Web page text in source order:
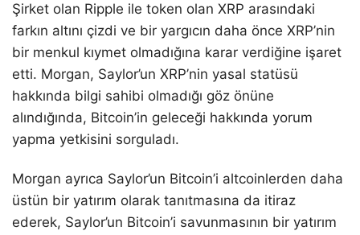
Şirket olan Ripple ile token olan XRP arasındaki
farkın altını çizdi ve bir yargıcın daha önce XRP’nin
bir menkul kıymet olmadığına karar verdiğine işaret
etti. Morgan, Saylor’un XRP’nin yasal statüsü
hakkında bilgi sahibi olmadığı göz önüne
alındığında, Bitcoin’in geleceği hakkında yorum
yapma yetkisini sorguladı.
Morgan ayrıca Saylor’un Bitcoin’i altcoinlerden daha
üstün bir yatırım olarak tanıtmasına da itiraz
ederek, Saylor’un Bitcoin’i savunmasının bir yatırım